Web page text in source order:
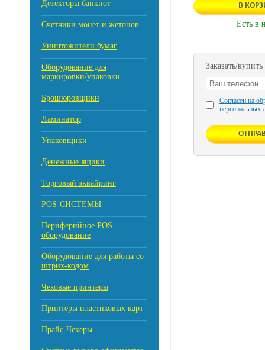
Детекторы банкнот
Счетчики монет и жетонов
Уничтожители бумаг
Оборудование для
маркировки/упаковки
Брошюровщики
Ламинатор
Упаковщики
Денежные ящики
Торговый эквайринг
POS-СИСТЕМЫ
Периферийное POS-
оборудование
Оборудование для работы со
штрих-кодом
Чековые принтеры
Принтеры пластиковых карт
Прайс-Чекеры
В
Есть в
Заказать/
Согласен на
персональных